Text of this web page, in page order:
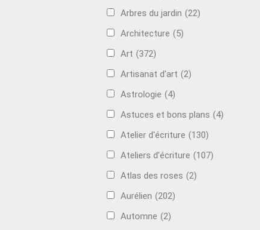
Arbres du jardin (22)
Architecture (5)
Art (372)
Artisanat d'art (2)
Astrologie (4)
Astuces et bons plans (4)
Atelier d'écriture (130)
Ateliers d'écriture (107)
Atlas des roses (2)
Aurélien (202)
Automne (2)